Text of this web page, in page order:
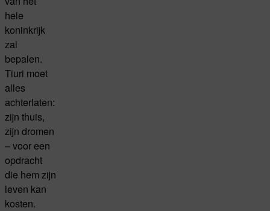
hele
koninkrijk
zal
bepalen.
Tiuri moet
alles
achterlaten:
zijn thuis,
zijn dromen
– voor een
opdracht
die hem zijn
leven kan
kosten.